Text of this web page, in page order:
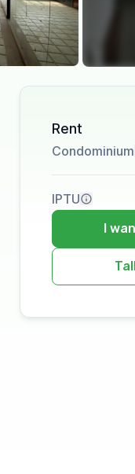
Rent
Condominium
IPTU
I